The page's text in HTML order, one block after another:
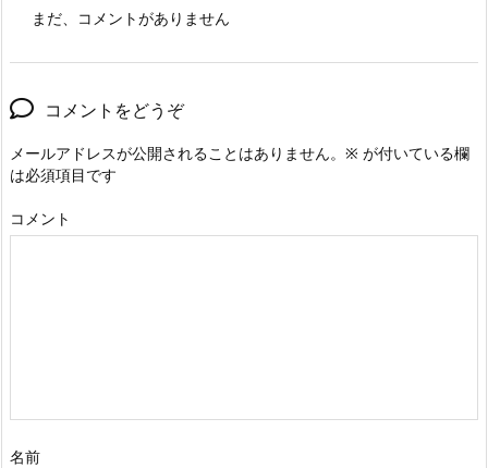
まだ、コメントがありません
コメントをどうぞ
メールアドレスが公開されることはありません。 ※ が付いている欄
は必須項目です
コメント
名前